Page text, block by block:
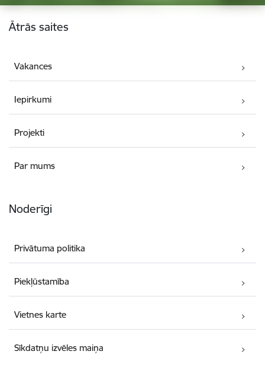
Kājene
Ātrās saites
Vakances
Iepirkumi
Projekti
Par mums
Noderīgi
Privātuma politika
Piekļūstamība
Vietnes karte
Sīkdatņu izvēles maiņa